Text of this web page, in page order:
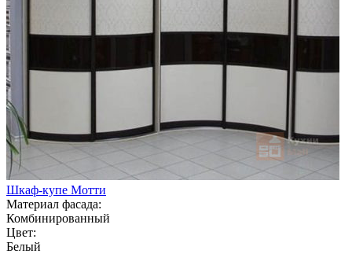
Шкаф-купе Мотти
Материал фасада:
Комбинированный
Цвет:
Белый